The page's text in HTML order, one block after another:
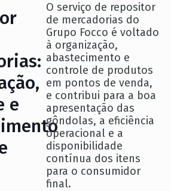
e
O serviço de repositor
de mercadorias do
Grupo Focco é voltado
à organização,
abastecimento e
controle de produtos
em pontos de venda,
e contribui para a boa
apresentação das
gôndolas, a eficiência
operacional e a
disponibilidade
contínua dos itens
para o consumidor
final.